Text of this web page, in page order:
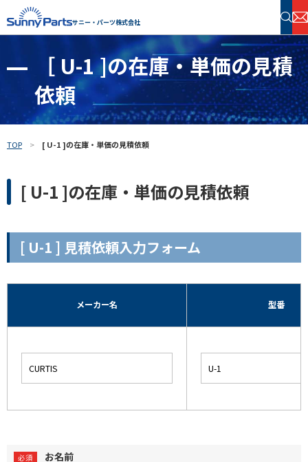
サニー・パーツ株式会社
半導体・電子部品 在庫検索
フリーワードで探す
［ U-1 ]の在庫・単価の見積
依頼
TOP [ U-1 ]の在庫・単価の見積依頼
[ U-1 ]の在庫・単価の見積依頼
[ U-1 ] 見積依頼入力フォーム
メーカー名 型番
お名前